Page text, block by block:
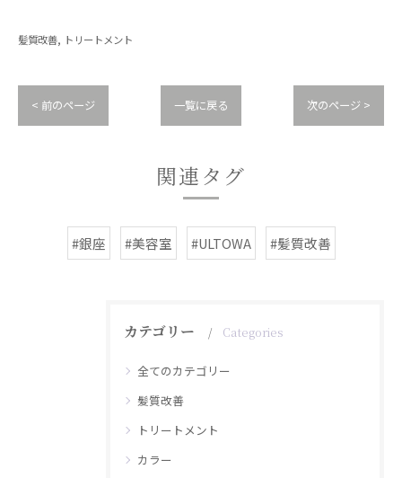
髪質改善 トリートメント
< 前のページ 一覧に戻る 次のページ >
関連タグ
#銀座 #美容室 #ULTOWA #髪質改善
カテゴリー Categories
全てのカテゴリー
髪質改善
トリートメント
カラー